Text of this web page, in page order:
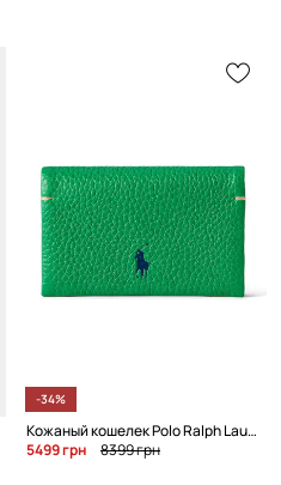
-34%
Кожаный кошелек Polo Ralph Lauren
5499 грн
8399 грн